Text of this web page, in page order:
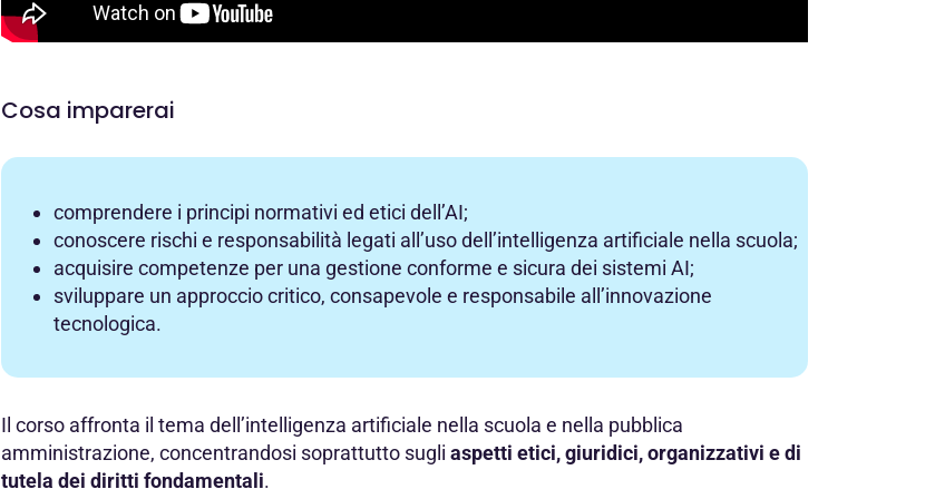
Cosa imparerai
comprendere i principi normativi ed etici dell’AI;
conoscere rischi e responsabilità legati all’uso dell’intelligenza artificiale nella scuola;
acquisire competenze per una gestione conforme e sicura dei sistemi AI;
sviluppare un approccio critico, consapevole e responsabile all’innovazione
tecnologica.
Il corso affronta il tema dell’intelligenza artificiale nella scuola e nella pubblica
amministrazione, concentrandosi soprattutto sugli aspetti etici, giuridici, organizzativi e di
tutela dei diritti fondamentali.